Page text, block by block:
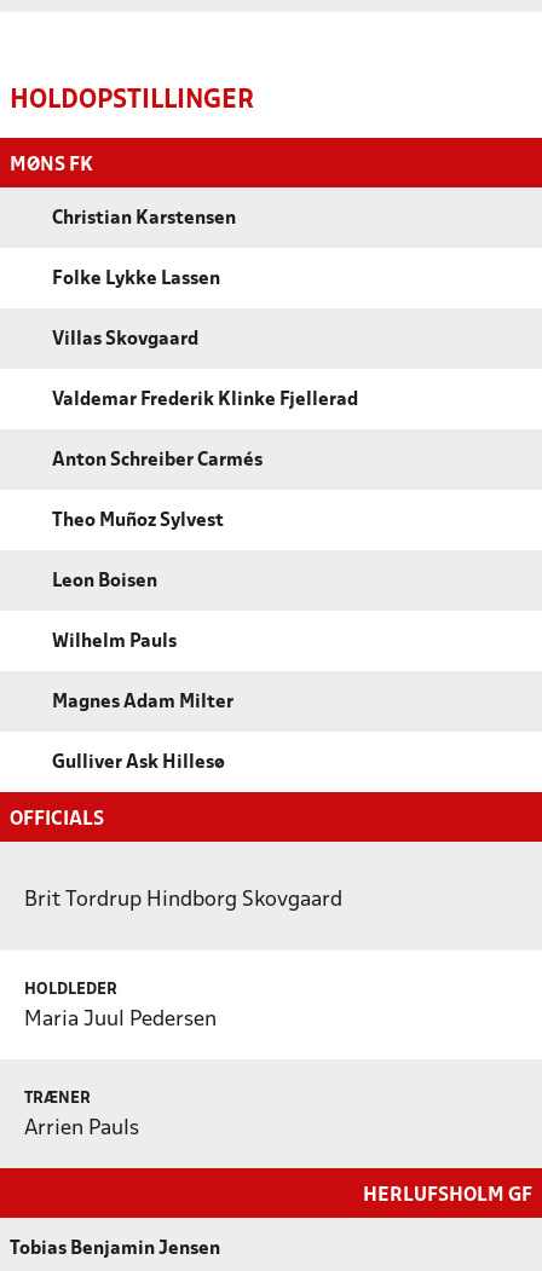
HOLDOPSTILLINGER
MØNS FK
Christian Karstensen
Folke Lykke Lassen
Villas Skovgaard
Valdemar Frederik Klinke Fjellerad
Anton Schreiber Carmés
Theo Muñoz Sylvest
Leon Boisen
Wilhelm Pauls
Magnes Adam Milter
Gulliver Ask Hillesø
OFFICIALS
Brit Tordrup Hindborg Skovgaard
HOLDLEDER
Maria Juul Pedersen
TRÆNER
Arrien Pauls
HERLUFSHOLM GF
Tobias Benjamin Jensen